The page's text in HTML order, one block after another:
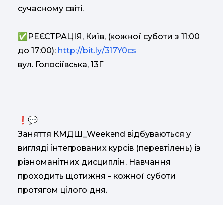
сучасному світі.
✅РЕЄСТРАЦІЯ, Київ, (кожної суботи з 11:00
до 17:00): http://bit.ly/317Y0cs
вул. Голосіївська, 13Г
❗💬
Заняття КМДШ_Weekend відбуваються у
вигляді інтегрованих курсів (перевтілень) із
різноманітних дисциплін. Навчання
проходить щотижня – кожної суботи
протягом цілого дня.